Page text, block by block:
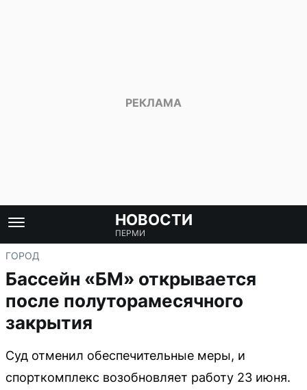
НОВОСТИ
ПЕРМИ
ГОРОД
Бассейн «БМ» открывается
после полуторамесячного
закрытия
Суд отменил обеспечительные меры, и
спорткомплекс возобновляет работу 23 июня.